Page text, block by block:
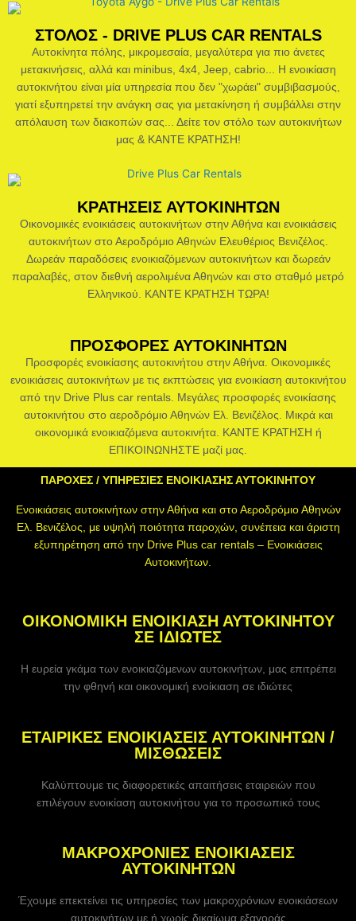
ΣΤΟΛΟΣ - DRIVE PLUS CAR RENTALS
Αυτοκίνητα πόλης, μικρομεσαία, μεγαλύτερα για πιο άνετες
μετακινήσεις, αλλά και minibus, 4x4, Jeep, cabrio... Η ενοικίαση
αυτοκινήτου είναι μία υπηρεσία που δεν "χωράει" συμβιβασμούς,
γιατί εξυπηρετεί την ανάγκη σας για μετακίνηση ή συμβάλλει στην
απόλαυση των διακοπών σας... Δείτε τον στόλο των αυτοκινήτων
μας & ΚΑΝΤΕ ΚΡΑΤΗΣΗ!
ΚΡΑΤΗΣΕΙΣ ΑΥΤΟΚΙΝΗΤΩΝ
Οικονομικές ενοικιάσεις αυτοκινήτων στην Αθήνα και ενοικιάσεις
αυτοκινήτων στο Αεροδρόμιο Αθηνών Ελευθέριος Βενιζέλος.
Δωρεάν παραδόσεις ενοικιαζόμενων αυτοκινήτων και δωρεάν
παραλαβές, στον διεθνή αερολιμένα Αθηνών και στο σταθμό μετρό
Ελληνικού. ΚΑΝΤΕ ΚΡΑΤΗΣΗ ΤΩΡΑ!
ΠΡΟΣΦΟΡΕΣ ΑΥΤΟΚΙΝΗΤΩΝ
Προσφορές ενοικίασης αυτοκινήτου στην Αθήνα. Οικονομικές
ενοικιάσεις αυτοκινήτων με τις εκπτώσεις για ενοικίαση αυτοκινήτου
από την Drive Plus car rentals. Μεγάλες προσφορές ενοικίασης
αυτοκινήτου στο αεροδρόμιο Αθηνών Ελ. Βενιζέλος. Μικρά και
οικονομικά ενοικιαζόμενα αυτοκινήτα. ΚΑΝΤΕ ΚΡΑΤΗΣΗ ή
ΕΠΙΚΟΙΝΩΝΗΣΤΕ μαζί μας.
ΠΑΡΟΧΕΣ / ΥΠΗΡΕΣΙΕΣ ΕΝΟΙΚΙΑΣΗΣ ΑΥΤΟΚΙΝΗΤΟΥ
Ενοικιάσεις αυτοκινήτων στην Αθήνα και στο Αεροδρόμιο Αθηνών
Ελ. Βενιζέλος, με υψηλή ποιότητα παροχών, συνέπεια και άριστη
εξυπηρέτηση από την Drive Plus car rentals – Ενοικιάσεις
Αυτοκινήτων.
ΟΙΚΟΝΟΜΙΚΗ ΕΝΟΙΚΙΑΣΗ ΑΥΤΟΚΙΝΗΤΟΥ
ΣΕ ΙΔΙΩΤΕΣ
Η ευρεία γκάμα των ενοικιαζόμενων αυτοκινήτων, μας επιτρέπει
την φθηνή και οικονομική ενοίκιαση σε ιδιώτες
ΕΤΑΙΡΙΚΕΣ ΕΝΟΙΚΙΑΣΕΙΣ ΑΥΤΟΚΙΝΗΤΩΝ /
ΜΙΣΘΩΣΕΙΣ
Καλύπτουμε τις διαφορετικές απαιτήσεις εταιρειών που
επιλέγουν ενοικίαση αυτοκινήτου για το προσωπικό τους
ΜΑΚΡΟΧΡΟΝΙΕΣ ΕΝΟΙΚΙΑΣΕΙΣ
ΑΥΤΟΚΙΝΗΤΩΝ
Έχουμε επεκτείνει τις υπηρεσίες των μακροχρόνιων ενοικιάσεων
αυτοκινήτων με ή χωρίς δικαίωμα εξαγοράς